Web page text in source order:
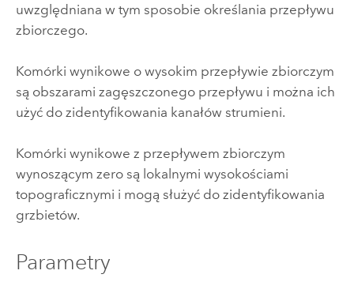
uwzględniana w tym sposobie określania przepływu
zbiorczego.
Komórki wynikowe o wysokim przepływie zbiorczym
są obszarami zagęszczonego przepływu i można ich
użyć do zidentyfikowania kanałów strumieni.
Komórki wynikowe z przepływem zbiorczym
wynoszącym zero są lokalnymi wysokościami
topograficznymi i mogą służyć do zidentyfikowania
grzbietów.
Parametry